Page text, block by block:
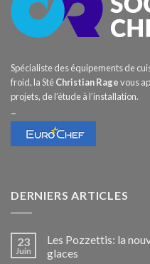
Spécialiste des équipements de
froid, la StéChristian Ragevous
projets, de l’étude à l’installation.
–
DERNIERS ARTICLES
23
Juin
Les Pozzettis: la
glaces